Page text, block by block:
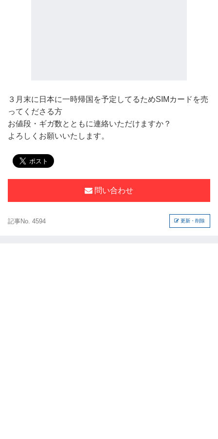
３月末に日本に一時帰国を予定してるためSIMカードを売
ってくださる方
お値段・ギガ数とともに連絡いただけますか？
よろしくお願いいたします。
問い合わせ
記事No. 4594 更新・削除